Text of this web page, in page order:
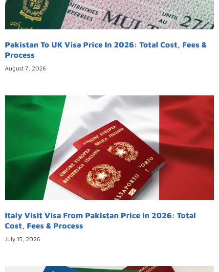
Pakistan To UK Visa Price In 2026: Total Cost, Fees &
Process
August 7, 2026
Italy Visit Visa From Pakistan Price In 2026: Total
Cost, Fees & Process
July 15, 2026